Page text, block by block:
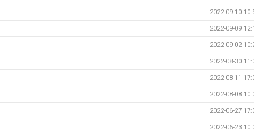
2022-09-10
2022-09-09
2022-09-02
2022-08-30
2022-08-11
2022-08-08
2022-06-27
2022-06-23